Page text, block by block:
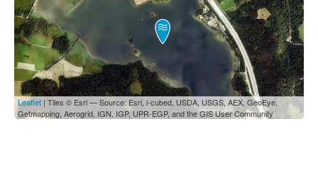
Leaflet | Tiles © Esri — Source: Esri, i-cubed, USDA, USGS, AEX, GeoEye,
Getmapping, Aerogrid, IGN, IGP, UPR-EGP, and the GIS User Community